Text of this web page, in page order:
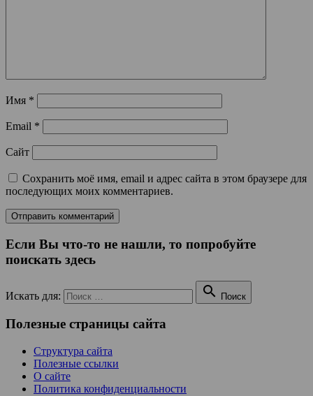
Имя *
Email *
Сайт
Сохранить моё имя, email и адрес сайта в этом браузере для
последующих моих комментариев.
Если Вы что-то не нашли, то попробуйте
поискать здесь
Искать для:  Поиск
Полезные страницы сайта
Структура сайта
Полезные ссылки
О сайте
Политика конфиденциальности